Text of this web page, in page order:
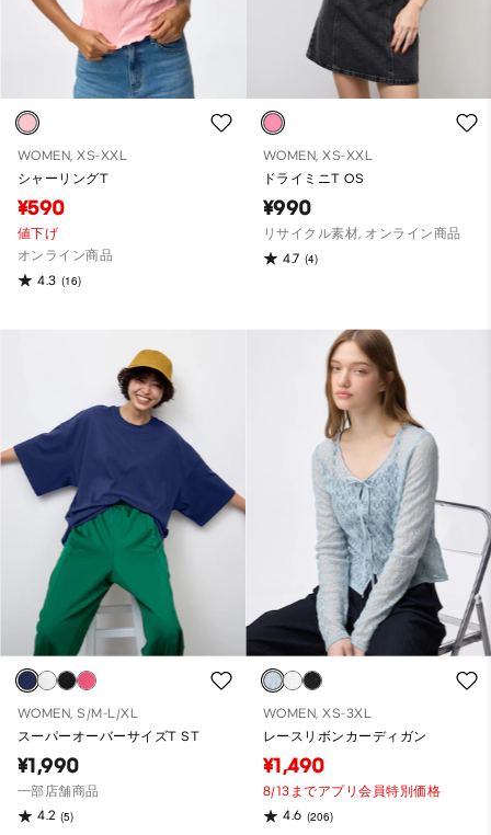
WOMEN, XS-XXL
シャーリングT
¥590
値下げ
オンライン商品
4.3 (16)
WOMEN, XS-XXL
ドライミニT OS
¥990
リサイクル素材, オンライン商品
4.7 (4)
WOMEN, S/M-L/XL
スーパーオーバーサイズT ST
¥1,990
一部店舗商品
4.2 (5)
WOMEN, XS-3XL
レースリボンカーディガン
¥1,490
8/13までアプリ会員特別価格
4.6 (206)